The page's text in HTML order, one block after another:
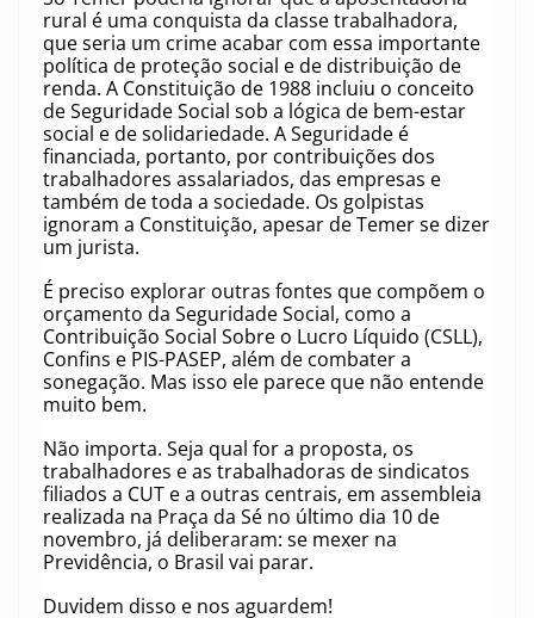
rural é uma conquista da classe trabalhadora,
que seria um crime acabar com essa importante
política de proteção social e de distribuição de
renda. A Constituição de 1988 incluiu o conceito
de Seguridade Social sob a lógica de bem-estar
social e de solidariedade. A Seguridade é
financiada, portanto, por contribuições dos
trabalhadores assalariados, das empresas e
também de toda a sociedade. Os golpistas
ignoram a Constituição, apesar de Temer se dizer
um jurista.
É preciso explorar outras fontes que compõem o
orçamento da Seguridade Social, como a
Contribuição Social Sobre o Lucro Líquido (CSLL),
Confins e PIS-PASEP, além de combater a
sonegação. Mas isso ele parece que não entende
muito bem.
Não importa. Seja qual for a proposta, os
trabalhadores e as trabalhadoras de sindicatos
filiados a CUT e a outras centrais, em assembleia
realizada na Praça da Sé no último dia 10 de
novembro, já deliberaram: se mexer na
Previdência, o Brasil vai parar.
Duvidem disso e nos aguardem!